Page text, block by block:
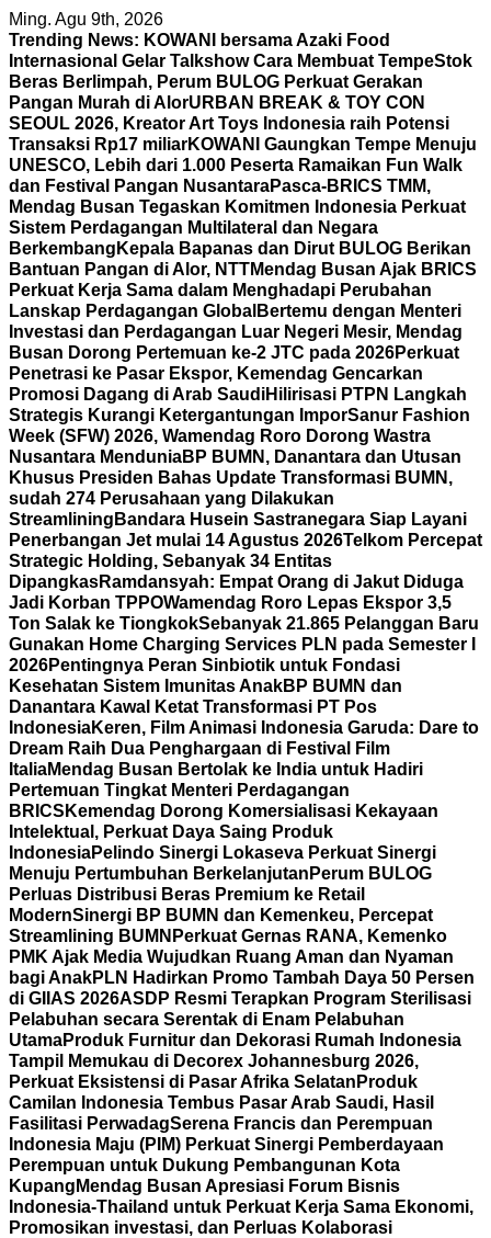
Skip
to
content
Ming. Agu 9th, 2026
Trending News: KOWANI bersama Azaki Food
Internasional Gelar Talkshow Cara Membuat TempeStok
Beras Berlimpah, Perum BULOG Perkuat Gerakan
Pangan Murah di AlorURBAN BREAK & TOY CON
SEOUL 2026, Kreator Art Toys Indonesia raih Potensi
Transaksi Rp17 miliarKOWANI Gaungkan Tempe Menuju
UNESCO, Lebih dari 1.000 Peserta Ramaikan Fun Walk
dan Festival Pangan NusantaraPasca-BRICS TMM,
Mendag Busan Tegaskan Komitmen Indonesia Perkuat
Sistem Perdagangan Multilateral dan Negara
Berkembang Kepala Bapanas dan Dirut BULOG Berikan
Bantuan Pangan di Alor, NTTMendag Busan Ajak BRICS
Perkuat Kerja Sama dalam Menghadapi Perubahan
Lanskap Perdagangan Global Bertemu dengan Menteri
Investasi dan Perdagangan Luar Negeri Mesir, Mendag
Busan Dorong Pertemuan ke-2 JTC pada 2026Perkuat
Penetrasi ke Pasar Ekspor, Kemendag Gencarkan
Promosi Dagang di Arab SaudiHilirisasi PTPN Langkah
Strategis Kurangi Ketergantungan ImporSanur Fashion
Week (SFW) 2026, Wamendag Roro Dorong Wastra
Nusantara MenduniaBP BUMN, Danantara dan Utusan
Khusus Presiden Bahas Update Transformasi BUMN,
sudah 274 Perusahaan yang Dilakukan
Streamlining Bandara Husein Sastranegara Siap Layani
Penerbangan Jet mulai 14 Agustus 2026Telkom Percepat
Strategic Holding, Sebanyak 34 Entitas
DipangkasRamdansyah: Empat Orang di Jakut Diduga
Jadi Korban TPPOWamendag Roro Lepas Ekspor 3,5
Ton Salak ke TiongkokSebanyak 21.865 Pelanggan Baru
Gunakan Home Charging Services PLN pada Semester I
2026Pentingnya Peran Sinbiotik untuk Fondasi
Kesehatan Sistem Imunitas AnakBP BUMN dan
Danantara Kawal Ketat Transformasi PT Pos
IndonesiaKeren, Film Animasi Indonesia Garuda: Dare to
Dream Raih Dua Penghargaan di Festival Film
ItaliaMendag Busan Bertolak ke India untuk Hadiri
Pertemuan Tingkat Menteri Perdagangan
BRICS Kemendag Dorong Komersialisasi Kekayaan
Intelektual, Perkuat Daya Saing Produk
IndonesiaPelindo Sinergi Lokaseva Perkuat Sinergi
Menuju Pertumbuhan Berkelanjutan Perum BULOG
Perluas Distribusi Beras Premium ke Retail
ModernSinergi BP BUMN dan Kemenkeu, Percepat
Streamlining BUMN Perkuat Gernas RANA, Kemenko
PMK Ajak Media Wujudkan Ruang Aman dan Nyaman
bagi AnakPLN Hadirkan Promo Tambah Daya 50 Persen
di GIIAS 2026ASDP Resmi Terapkan Program Sterilisasi
Pelabuhan secara Serentak di Enam Pelabuhan
UtamaProduk Furnitur dan Dekorasi Rumah Indonesia
Tampil Memukau di Decorex Johannesburg 2026,
Perkuat Eksistensi di Pasar Afrika Selatan Produk
Camilan Indonesia Tembus Pasar Arab Saudi, Hasil
Fasilitasi PerwadagSerena Francis dan Perempuan
Indonesia Maju (PIM) Perkuat Sinergi Pemberdayaan
Perempuan untuk Dukung Pembangunan Kota
Kupang Mendag Busan Apresiasi Forum Bisnis
Indonesia-Thailand untuk Perkuat Kerja Sama Ekonomi,
Promosikan investasi, dan Perluas Kolaborasi